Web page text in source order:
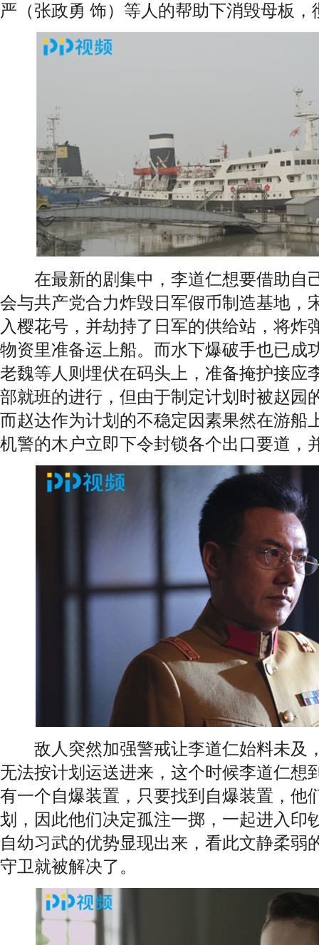
严（张政勇 饰）等人的帮助下消毁母板，
在最新的剧集中，李道仁想要借助自
会与共产党合力炸毁日军假币制造基地，
入樱花号，并劫持了日军的供给站，将炸
物资里准备运上船。而水下爆破手也已成
老魏等人则埋伏在码头上，准备掩护接应
部就班的进行，但由于制定计划时被赵园
而赵达作为计划的不稳定因素果然在游船
机警的木户立即下令封锁各个出口要道，
敌人突然加强警戒让李道仁始料未及
无法按计划运送进来，这个时候李道仁想
有一个自爆装置，只要找到自爆装置，他
划，因此他们决定孤注一掷，一起进入印
自幼习武的优势显现出来，看此文静柔弱
守卫就被解决了。